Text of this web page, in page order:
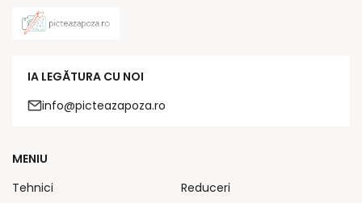
IA LEGĂTURA CU NOI
info@picteazapoza.ro
MENIU
Tehnici
Reduceri